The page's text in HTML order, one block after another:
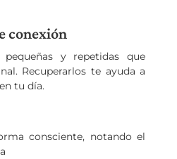
conexión
y repetidas que
Recuperarlos te ayuda a
tu día.
consciente, notando el